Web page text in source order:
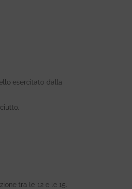
esercitato dalla
tra le 12 e le 15.